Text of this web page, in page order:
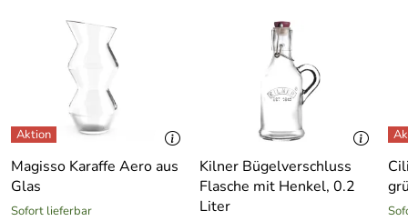
Hersteller: GEFU GmbH, Braukweg 28, 59889 Eslohe,
mail@gefu.com
Bewertungsdatum: 04.10.2019
Magisso Karaffe Aero aus
Glas
Sofort lieferbar
Kilner Bügelverschluss
Flasche mit Henkel, 0.2
Liter